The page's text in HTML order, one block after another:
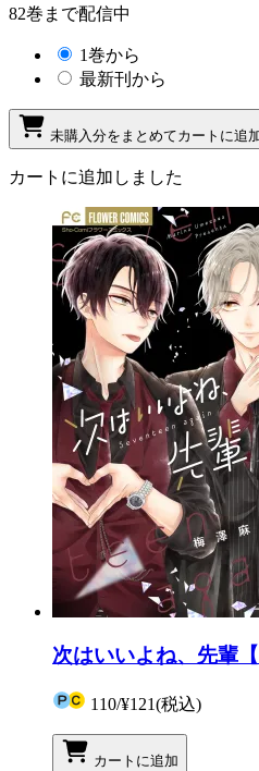
82巻まで配信中
1巻から
最新刊から
未購入分をまとめてカートに追
カートに追加しました
次はいいよね、先輩
110/¥121(税込)
カートに追加